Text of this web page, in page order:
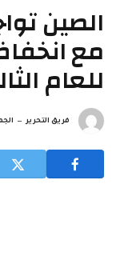
الصين
مع
للعام
فريق التحرير الجمعة 17